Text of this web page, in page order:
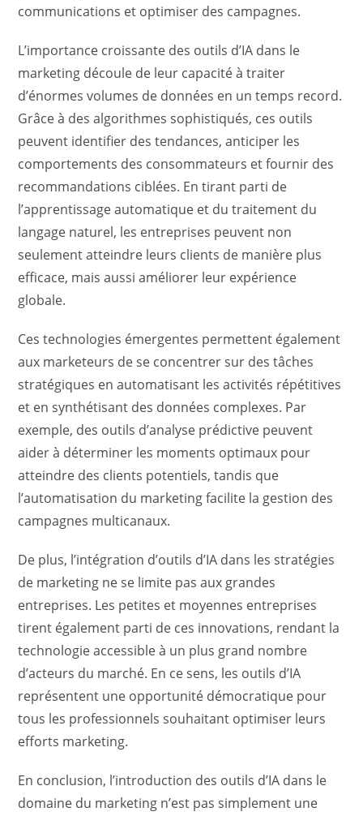
communications et optimiser des campagnes.
L’importance croissante des outils d’IA dans le
marketing découle de leur capacité à traiter
d’énormes volumes de données en un temps record.
Grâce à des algorithmes sophistiqués, ces outils
peuvent identifier des tendances, anticiper les
comportements des consommateurs et fournir des
recommandations ciblées. En tirant parti de
l’apprentissage automatique et du traitement du
langage naturel, les entreprises peuvent non
seulement atteindre leurs clients de manière plus
efficace, mais aussi améliorer leur expérience
globale.
Ces technologies émergentes permettent également
aux marketeurs de se concentrer sur des tâches
stratégiques en automatisant les activités répétitives
et en synthétisant des données complexes. Par
exemple, des outils d’analyse prédictive peuvent
aider à déterminer les moments optimaux pour
atteindre des clients potentiels, tandis que
l’automatisation du marketing facilite la gestion des
campagnes multicanaux.
De plus, l’intégration d’outils d’IA dans les stratégies
de marketing ne se limite pas aux grandes
entreprises. Les petites et moyennes entreprises
tirent également parti de ces innovations, rendant la
technologie accessible à un plus grand nombre
d’acteurs du marché. En ce sens, les outils d’IA
représentent une opportunité démocratique pour
tous les professionnels souhaitant optimiser leurs
efforts marketing.
En conclusion, l’introduction des outils d’IA dans le
domaine du marketing n’est pas simplement une